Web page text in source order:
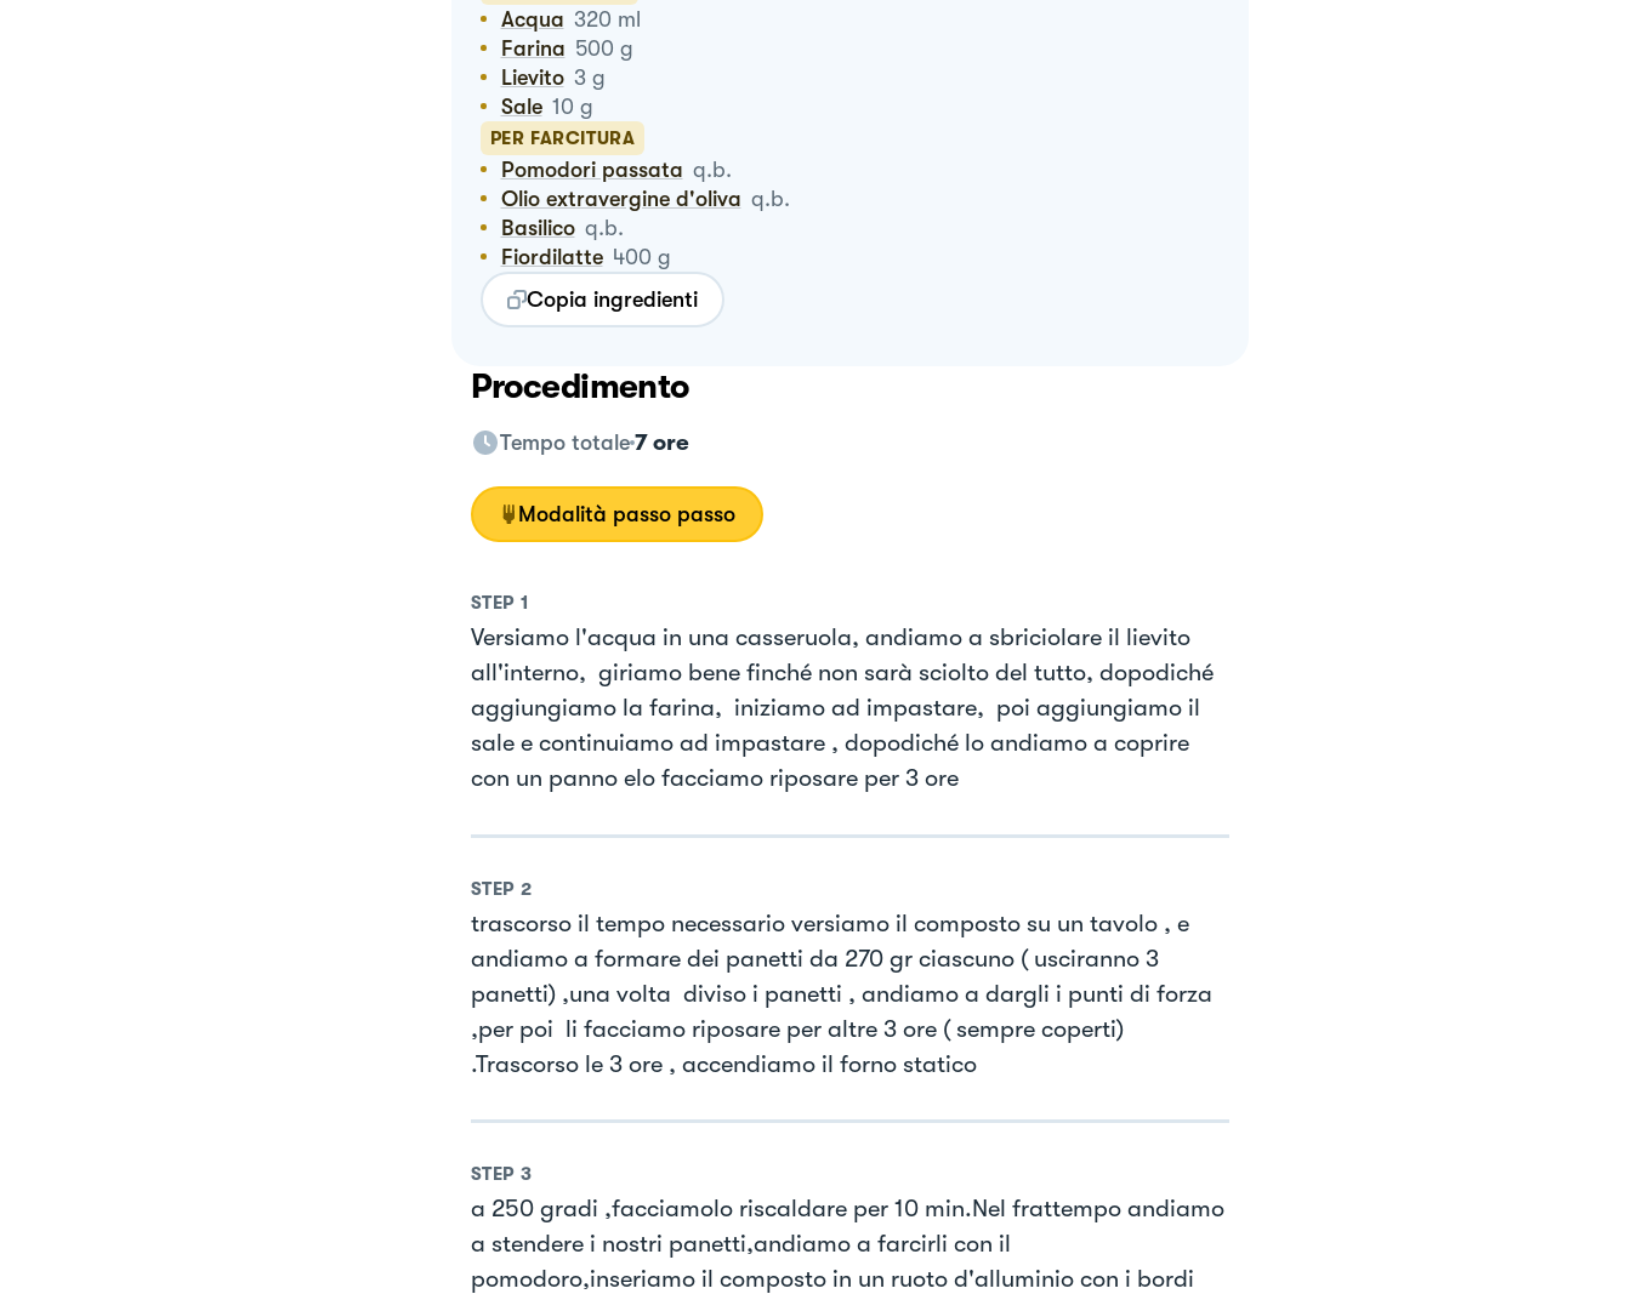
Acqua 320 ml
Farina 500 g
Lievito 3 g
Sale 10 g
PER FARCITURA
Pomodori passata q.b.
Olio extravergine d'oliva q.b.
Basilico q.b.
Fiordilatte 400 g
Copia ingredienti
Procedimento
Tempo totale 7 ore
Modalità passo passo
STEP 1
Versiamo l'acqua in una casseruola, andiamo a sbriciolare il lievito
all'interno, giriamo bene finché non sarà sciolto del tutto, dopodiché
aggiungiamo la farina, iniziamo ad impastare, poi aggiungiamo il
sale e continuiamo ad impastare , dopodiché lo andiamo a coprire
con un panno elo facciamo riposare per 3 ore
STEP 2
trascorso il tempo necessario versiamo il composto su un tavolo , e
andiamo a formare dei panetti da 270 gr ciascuno ( usciranno 3
panetti) ,una volta diviso i panetti , andiamo a dargli i punti di forza
,per poi li facciamo riposare per altre 3 ore ( sempre coperti)
.Trascorso le 3 ore , accendiamo il forno statico
STEP 3
a 250 gradi ,facciamolo riscaldare per 10 min.Nel frattempo andiamo
a stendere i nostri panetti,andiamo a farcirli con il
pomodoro,inseriamo il composto in un ruoto d'alluminio con i bordi